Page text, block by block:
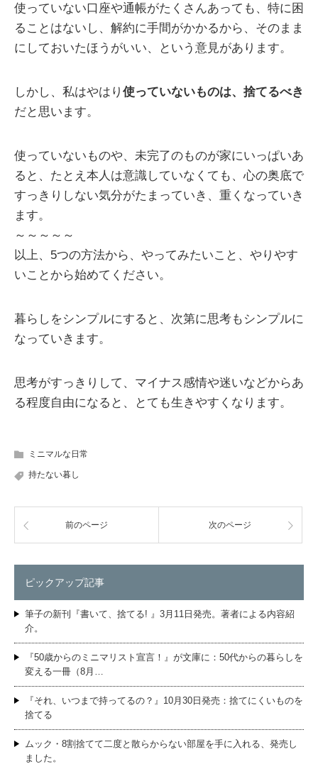
使っていない口座や通帳がたくさんあっても、特に困
ることはないし、解約に手間がかかるから、そのまま
にしておいたほうがいい、という意見があります。
しかし、私はやはり 使っていないものは、捨てるべき
だと思います。
使っていないものや、未完了のものが家にいっぱいあ
ると、たとえ本人は意識していなくても、心の奥底で
すっきりしない気分がたまっていき、重くなっていき
ます。
～～～～～
以上、5つの方法から、やってみたいこと、やりやす
いことから始めてください。
暮らしをシンプルにすると、次第に思考もシンプルに
なっていきます。
思考がすっきりして、マイナス感情や迷いなどからあ
る程度自由になると、とても生きやすくなります。
ミニマルな日常
持たない暮し
前のページ 次のページ
ピックアップ記事
筆子の新刊『書いて、捨てる! 』3月11日発売。著者による内容紹
介。
『50歳からのミニマリスト宣言！』が文庫に：50代からの暮らしを
変える一冊（8月…
『それ、いつまで持ってるの？』10月30日発売：捨てにくいものを
捨てる
ムック・8割捨てて二度と散らからない部屋を手に入れる、発売し
ました。